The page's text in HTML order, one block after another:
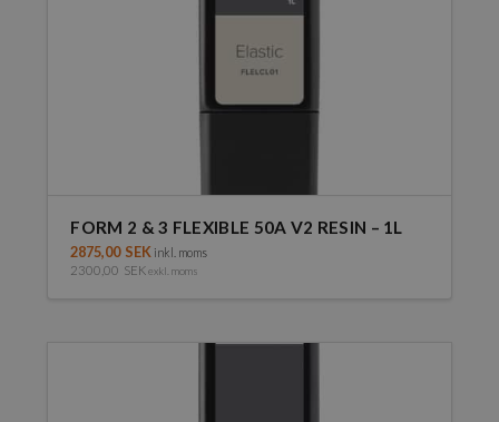
FORM 2 & 3 FLEXIBLE 50A V2 RESIN – 1L
2875,00 SEK inkl. moms
2300,00 SEK exkl. moms